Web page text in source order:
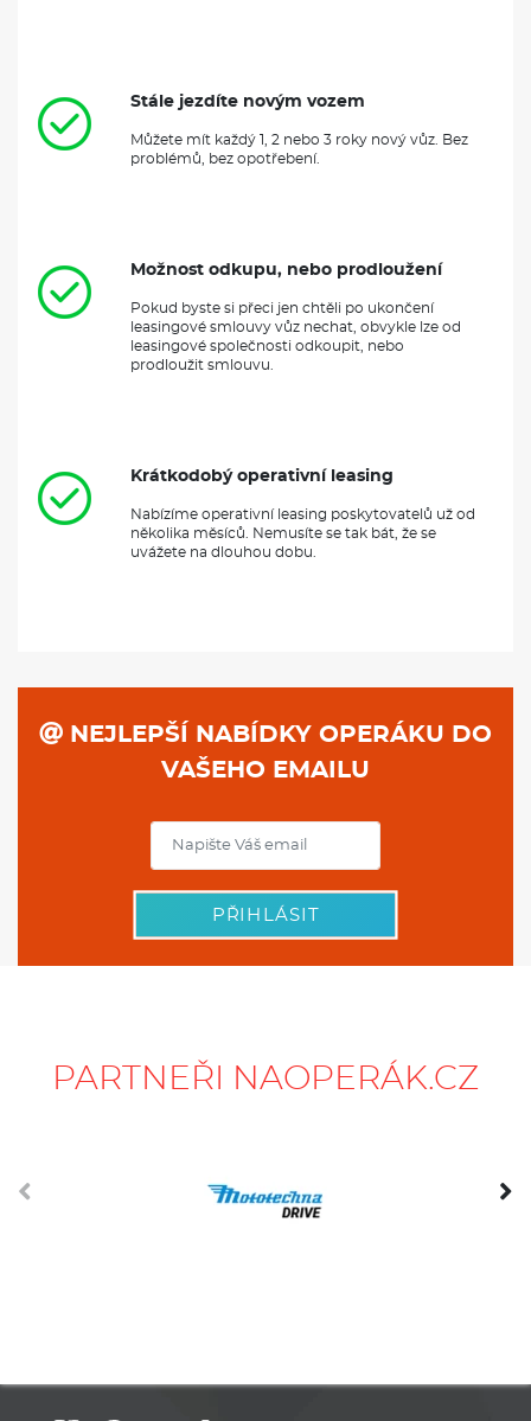
Stále jezdíte novým vozem
Můžete mít každý 1, 2 nebo 3 roky nový vůz. Bez
problémů, bez opotřebení.
Možnost odkupu, nebo prodloužení
Pokud byste si přeci jen chtěli po ukončení
leasingové smlouvy vůz nechat, obvykle lze od
leasingové společnosti odkoupit, nebo
prodloužit smlouvu.
Krátkodobý operativní leasing
Nabízíme operativní leasing poskytovatelů už od
několika měsíců. Nemusíte se tak bát, že se
uvážete na dlouhou dobu.
NEJLEPŠÍ NABÍDKY OPERÁKU DO
VAŠEHO EMAILU
PŘIHLÁSIT
PARTNEŘI NAOPERÁK.CZ